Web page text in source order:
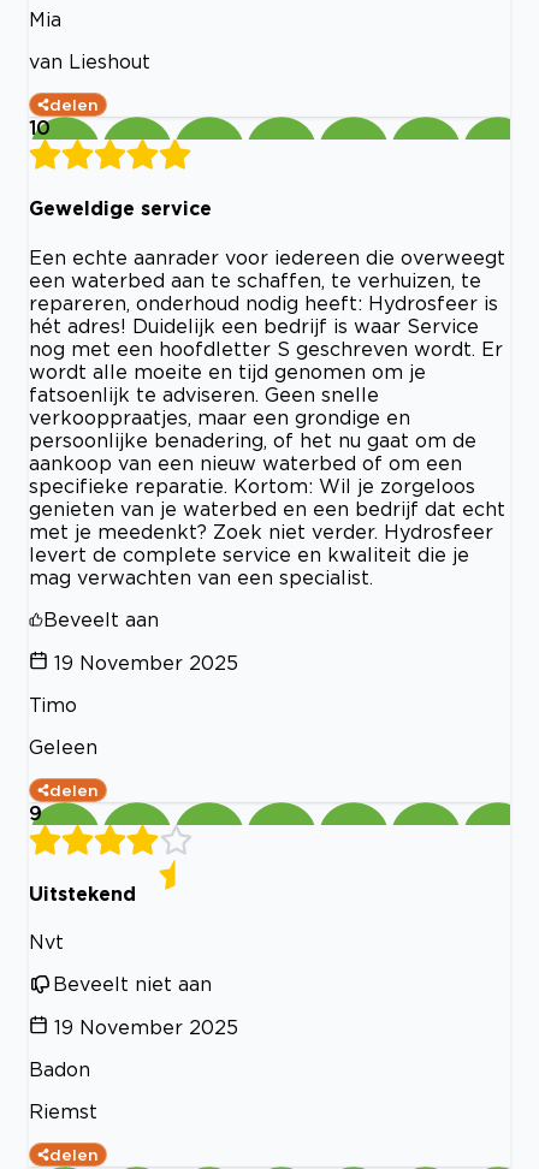
Mia
van Lieshout
delen
10
Geweldige service
Een echte aanrader voor iedereen die overweegt
een waterbed aan te schaffen, te verhuizen, te
repareren, onderhoud nodig heeft: Hydrosfeer is
hét adres! Duidelijk een bedrijf is waar Service
nog met een hoofdletter S geschreven wordt. Er
wordt alle moeite en tijd genomen om je
fatsoenlijk te adviseren. Geen snelle
verkooppraatjes, maar een grondige en
persoonlijke benadering, of het nu gaat om de
aankoop van een nieuw waterbed of om een
specifieke reparatie. Kortom: Wil je zorgeloos
genieten van je waterbed en een bedrijf dat echt
met je meedenkt? Zoek niet verder. Hydrosfeer
levert de complete service en kwaliteit die je
mag verwachten van een specialist.
Beveelt aan
19 November 2025
Timo
Geleen
delen
9
Uitstekend
Nvt
Beveelt niet aan
19 November 2025
Badon
Riemst
delen